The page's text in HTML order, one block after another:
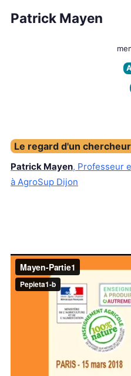
Patrick Mayen
Le regard d'un
Patrick Mayen, Professeur
à AgroSup Dijon